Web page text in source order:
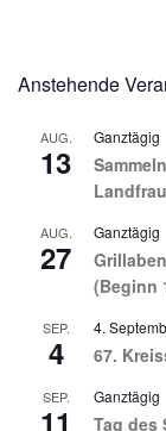
Anstehende
AUG.
13
Ganztägig
AUG.
27
Ganztägig
(Beginn
SEP.
4
4.
67.
SEP.
11
Ganztägig
Tag des